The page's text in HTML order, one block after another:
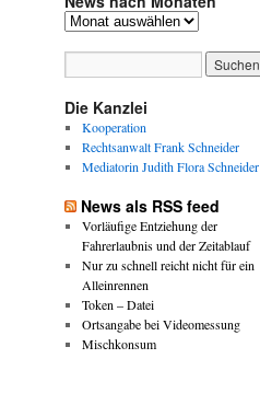
News
Die Kanzlei
Kooperation
Rechtsanwalt Frank Schneider
Mediatorin Judith Flora Schneider
News als RSS feed
Vorläufige Entziehung der
Fahrerlaubnis und der Zeitablauf
Nur zu schnell reicht nicht für ein
Alleinrennen
Token – Datei
Ortsangabe bei Videomessung
Mischkonsum